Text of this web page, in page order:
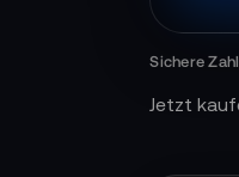
Jetzt